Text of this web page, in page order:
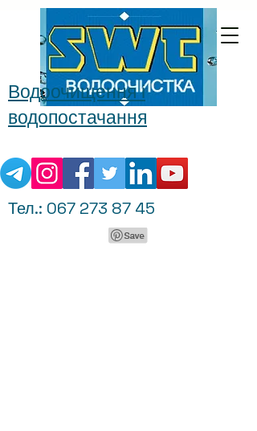
Водоочищення і
водопостачання
Тел.: 067 273 87 45